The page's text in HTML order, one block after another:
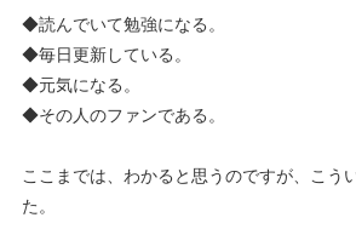
◆読んでいて勉強になる。
◆毎日更新している。
◆元気になる。
◆その人のファンである。
ここまでは、わかると思うのですが、こう
た。